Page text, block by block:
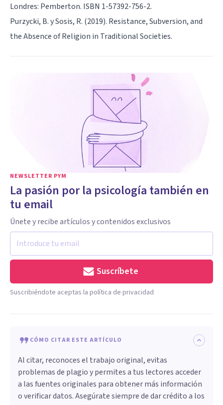
Londres: Pemberton. ISBN 1-57392-756-2.
Purzycki, B. y Sosis, R. (2019). Resistance, Subversion, and
the Absence of Religion in Traditional Societies.
NEWSLETTER PYM
La pasión por la psicología también en
tu email
Únete y recibe artículos y contenidos exclusivos
Suscríbete
Suscribiéndote aceptas la política de privacidad
CÓMO CITAR ESTE ARTÍCULO
Al citar, reconoces el trabajo original, evitas
problemas de plagio y permites a tus lectores acceder
a las fuentes originales para obtener más información
o verificar datos. Asegúrate siempre de dar crédito a los